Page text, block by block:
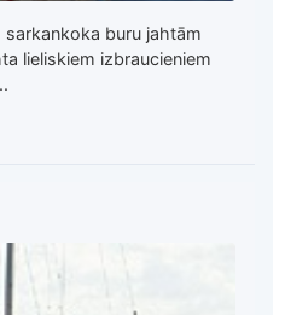
buru jahtām
lieliskiem izbraucieniem